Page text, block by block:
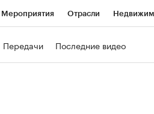
Мероприятия Отрасли
Передачи Последние видео